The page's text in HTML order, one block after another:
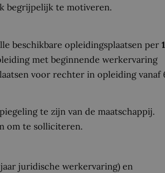
begrijpelijk te motiveren.
beschikbare opleidingsplaatsen per 1
met beginnende werkervaring
voor rechter in opleiding vanaf
te zijn van de maatschappij.
om te solliciteren.
juridische werkervaring) en